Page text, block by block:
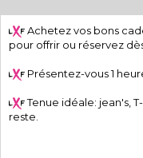
Achetez vos bons
pour offrir ou réservez
Présentez-vous 1
Tenue idéale: jean's,
reste.